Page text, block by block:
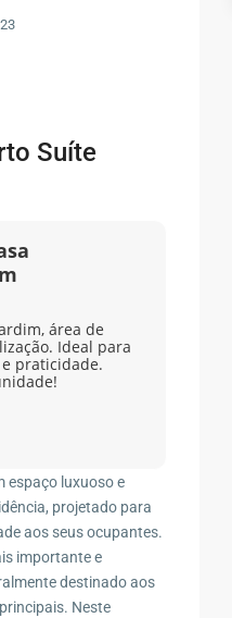
Suíte
área de
Ideal para
praticidade.
espaço luxuoso e
projetado para
aos seus ocupantes.
importante e
destinado aos
Neste